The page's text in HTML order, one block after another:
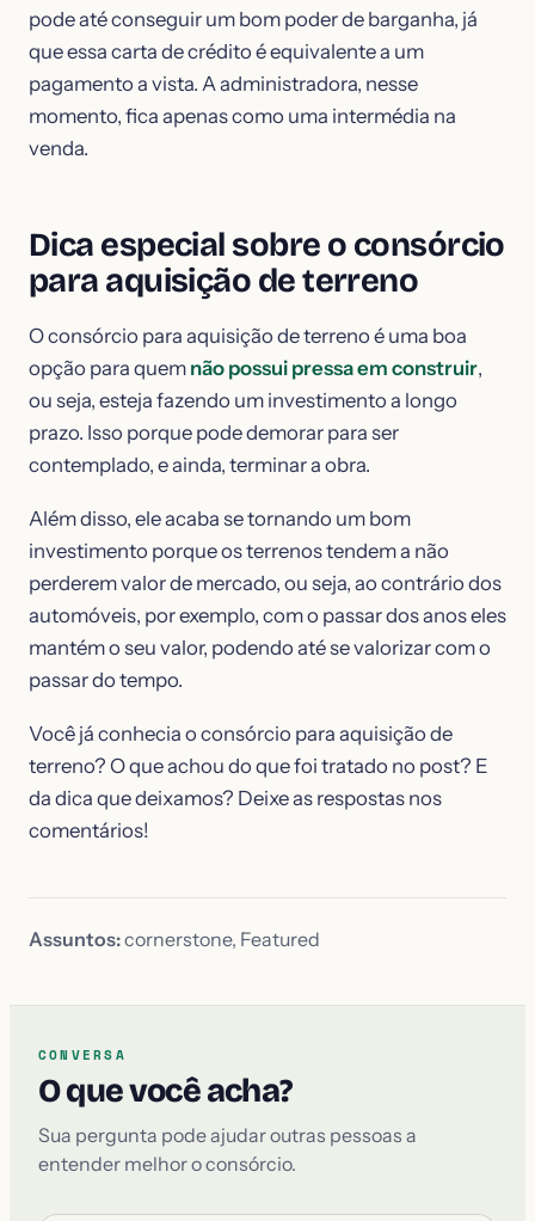
pode até conseguir um bom poder de barganha, já
que essa carta de crédito é equivalente a um
pagamento a vista. A administradora, nesse
momento, fica apenas como uma intermédia na
venda.
Dica especial sobre o consórcio
para aquisição de terreno
O consórcio para aquisição de terreno é uma boa
opção para quem não possui pressa em construir,
ou seja, esteja fazendo um investimento a longo
prazo. Isso porque pode demorar para ser
contemplado, e ainda, terminar a obra.
Além disso, ele acaba se tornando um bom
investimento porque os terrenos tendem a não
perderem valor de mercado, ou seja, ao contrário dos
automóveis, por exemplo, com o passar dos anos eles
mantém o seu valor, podendo até se valorizar com o
passar do tempo.
Você já conhecia o consórcio para aquisição de
terreno? O que achou do que foi tratado no post? E
da dica que deixamos? Deixe as respostas nos
comentários!
Assuntos:cornerstone, Featured
CONVERSA
O que você acha?
Sua pergunta pode ajudar outras pessoas a
entender melhor o consórcio.